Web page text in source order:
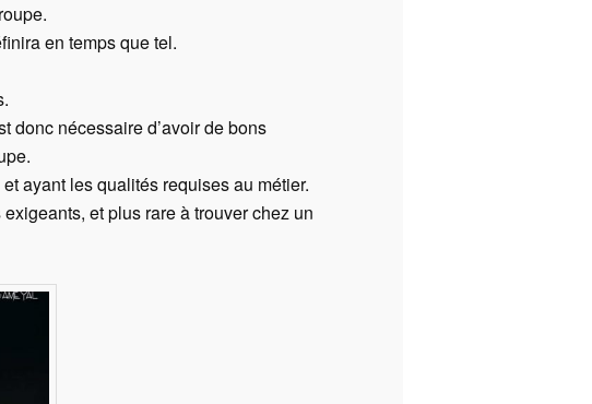
en temps que tel.
donc nécessaire d’avoir de bons
ayant les qualités requises au métier.
et plus rare à trouver chez un